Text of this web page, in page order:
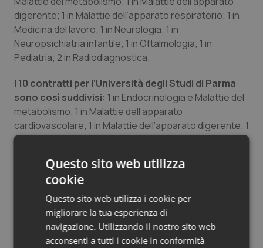
Salute orale & impianti
Sangue & coagulazione
Tumore al seno
Tumore ovarico
Tumori del Polmone & Testa Collo
Tumori gastrointestinali
Ulcera & Reflusso
digerente; 1 in Malattie dell’apparato respiratorio; 1 in
Medicina del lavoro; 1 in Neurologia; 1 in
Neuropsichiatria infantile; 1 in Oftalmologia; 1 in
Pediatria; 2 in Radiodiagnostica.
I 10 contratti per l’Università degli Studi di Parma
sono così suddivisi: 1 in Endocrinologia e Malattie del
metabolismo; 1 in Malattie dell’apparato
cardiovascolare; 1 in Malattie dell’apparato digerente; 1
in Medicina fisica e riabilitativa; 1 in Otorinolaringoiatria;
Infine, gli 8 contratti per l’Università degli Studi di
Ferrara sono:
2 in Dermatologia e Venereologia; 2 in
Endocrinologia e Malattie del metabolismo, 1 in
Medicina dello sport e dell’Esercizio fisico, 1 in Medicina
del lavoro e 1 in Radiodiagnostica.
Questo sito web utilizza
cookie
Questo sito web utilizza i cookie per
migliorare la tua esperienza di
navigazione. Utilizzando il nostro sito web
acconsenti a tutti i cookie in conformità